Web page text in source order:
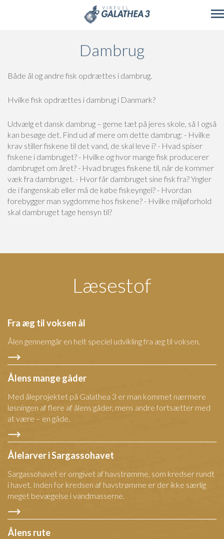
Dambrug
Både ål og andre fisk opdrættes i dambrug.
Hvilke fisk opdrættes i dambrug i Danmark?
Udvælg et dansk dambrug – gerne tæt på jeres skole, så I også
kan besøge det. Find ud af mere om dette dambrug: - Hvilke
krav stiller fiskene til det vand, de skal leve i? - Hvad spiser
fiskene i dambruget? - Hvilke og hvor mange fisk producerer
dambruget om året? - Hvad bruges fiskene til, når de kommer
væk fra dambruget. - Hvor får dambruget sine fisk fra? Yngler
de i fangenskab eller må de købe fiskeyngel? - Hvordan
forebygger man sygdomme hos fiskene? - Hvilke miljøforhold
skal dambruget tage hensyn til?
Læsestof
Fra æg til voksen ål
Ålen gennemgår en helt speciel udvikling fra æg til voksen.
Ålens mange gåder
Med åleprojektet på Galathea 3 er man kommet nærmere
løsningen af flere af ålens gåder, mens andre fortsætter med
at være – en gåde.
Ålelarver i Sargassohavet
Sargassohavet er omgivet af havstrømme, som kredser rundt
i havet. Inden for kredsen af havstrømme er der ikke særlig
meget bevægelse i vandmasserne.
Ålens rute